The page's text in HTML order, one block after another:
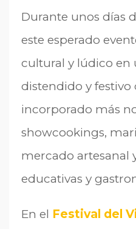
Durante unos días
este esperado
cultural y lúdico en
distendido y
incorporado más
showcookings,
mercado artesanal
educativas y
En el Festival del